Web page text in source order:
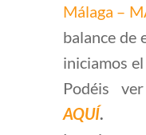
Málaga –
balance de
iniciamos
Podéis
AQUÍ.